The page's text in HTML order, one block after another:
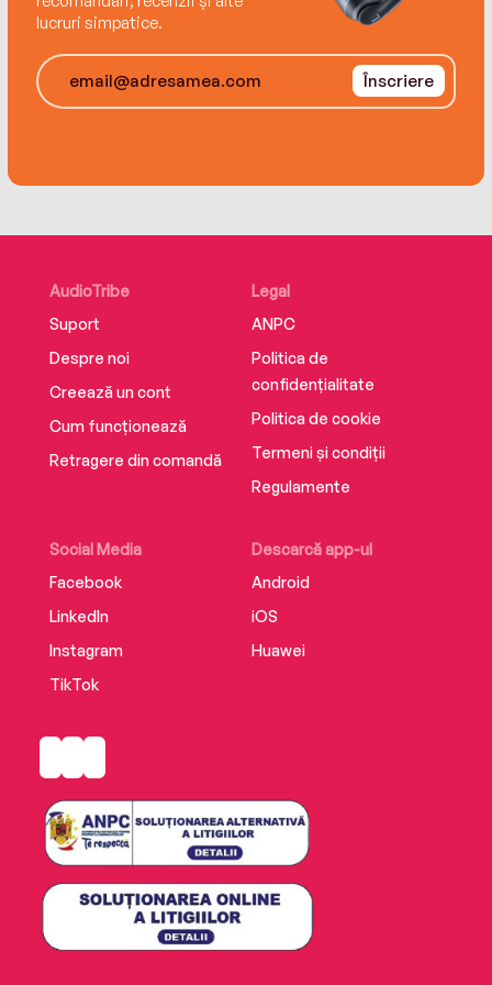
lucruri simpatice.
Înscriere
AudioTribe
Suport
Despre noi
Creează un cont
Cum funcționează
Retragere din comandă
Social Media
Facebook
LinkedIn
Instagram
TikTok
Descarcă app-ul
Android
iOS
Huawei
Legal
ANPC
Politica de
confidențialitate
Politica de cookie
Termeni și condiții
Regulamente